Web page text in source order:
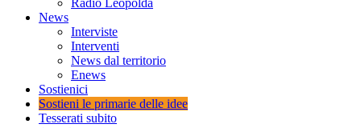
Radio Leopolda
News
Interviste
Interventi
News dal territorio
Enews
Sostienici
Sostieni le primarie delle idee
Tesserati subito